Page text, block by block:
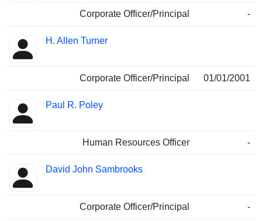
Corporate Officer/Principal -
H. Allen Turner
Corporate Officer/Principal 01/01/2001
Paul R. Poley
Human Resources Officer -
David John Sambrooks
Corporate Officer/Principal -